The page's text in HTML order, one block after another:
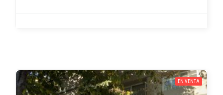
EN VENTA